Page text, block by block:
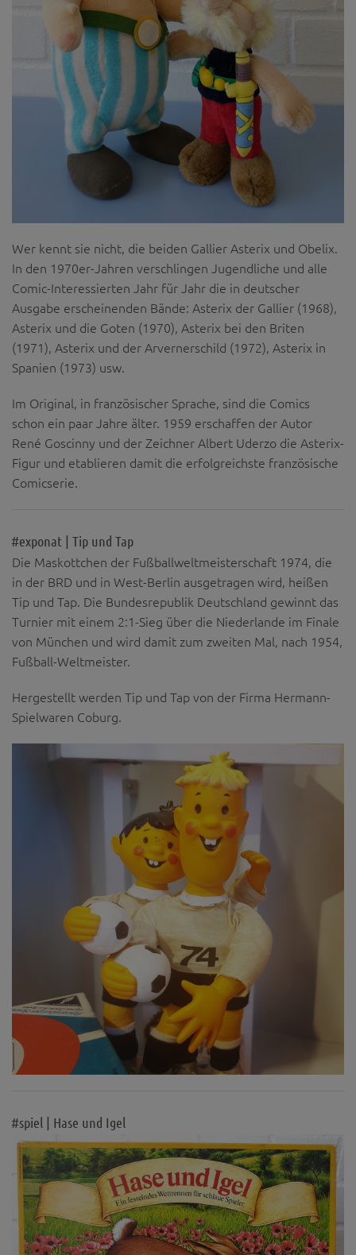
Wer kennt sie nicht, die beiden Gallier Asterix und Obelix.
In den 1970er-Jahren verschlingen Jugendliche und alle
Comic-Interessierten Jahr für Jahr die in deutscher
Ausgabe erscheinenden Bände: Asterix der Gallier (1968),
Asterix und die Goten (1970), Asterix bei den Briten
(1971), Asterix und der Arvernerschild (1972), Asterix in
Spanien (1973) usw.
Im Original, in französischer Sprache, sind die Comics
schon ein paar Jahre älter. 1959 erschaffen der Autor
René Goscinny und der Zeichner Albert Uderzo die Asterix-
Figur und etablieren damit die erfolgreichste französische
Comicserie.
#exponat | Tip und Tap
Die Maskottchen der Fußballweltmeisterschaft 1974, die
in der BRD und in West-Berlin ausgetragen wird, heißen
Tip und Tap. Die Bundesrepublik Deutschland gewinnt das
Turnier mit einem 2:1-Sieg über die Niederlande im Finale
von München und wird damit zum zweiten Mal, nach 1954,
Fußball-Weltmeister.
Hergestellt werden Tip und Tap von der Firma Hermann-
Spielwaren Coburg.
#spiel | Hase und Igel